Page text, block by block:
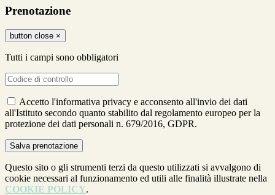
Prenotazione
button close ×
Tutti i campi sono obbligatori
Accetto l'informativa privacy e acconsento all'invio dei dati
all'Istituto secondo quanto stabilito dal regolamento europeo per la
protezione dei dati personali n. 679/2016, GDPR.
Questo sito o gli strumenti terzi da questo utilizzati si avvalgono di
cookie necessari al funzionamento ed utili alle finalità illustrate nella
COOKIE POLICY.